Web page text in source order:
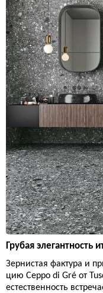
Грубая элегантность
Зернистая фактура и
цию Ceppo di Gré от
естественность